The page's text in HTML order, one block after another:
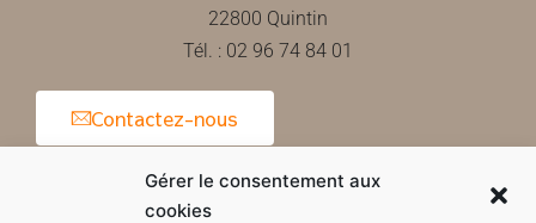
Gérer le consentement aux
cookies
22800 Quintin
Tél. : 02 96 74 84 01
Contactez-nous